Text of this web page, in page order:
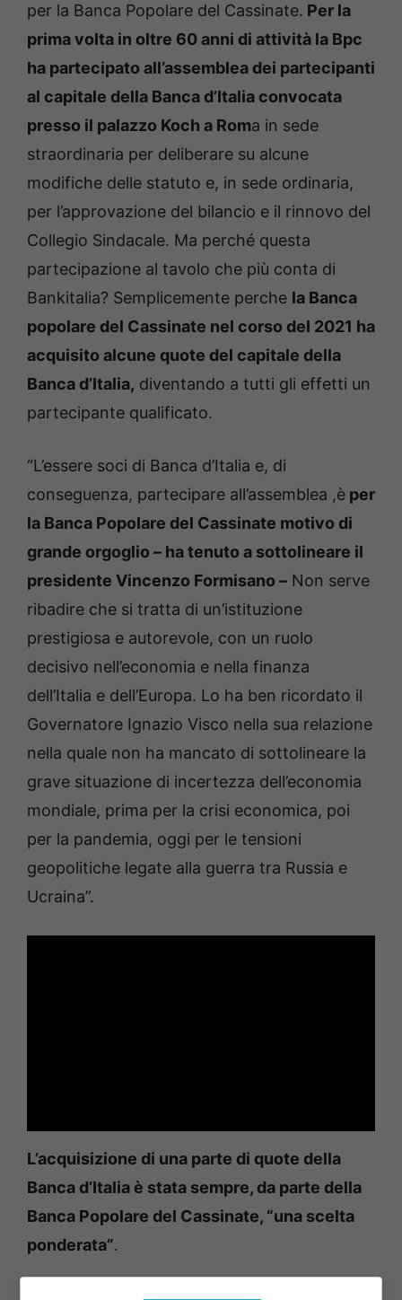
per la Banca Popolare del Cassinate. Per la
prima volta in oltre 60 anni di attività la Bpc
ha partecipato all’assemblea dei partecipanti
al capitale della Banca d’Italia convocata
presso il palazzo Koch a Roma in sede
straordinaria per deliberare su alcune
modifiche delle statuto e, in sede ordinaria,
per l’approvazione del bilancio e il rinnovo del
Collegio Sindacale. Ma perché questa
partecipazione al tavolo che più conta di
Bankitalia? Semplicemente perche la Banca
popolare del Cassinate nel corso del 2021 ha
acquisito alcune quote del capitale della
Banca d’Italia, diventando a tutti gli effetti un
partecipante qualificato.
“L’essere soci di Banca d’Italia e, di
conseguenza, partecipare all’assemblea ,è per
la Banca Popolare del Cassinate motivo di
grande orgoglio – ha tenuto a sottolineare il
presidente Vincenzo Formisano – Non serve
ribadire che si tratta di un’istituzione
prestigiosa e autorevole, con un ruolo
decisivo nell’economia e nella finanza
dell’Italia e dell’Europa. Lo ha ben ricordato il
Governatore Ignazio Visco nella sua relazione
nella quale non ha mancato di sottolineare la
grave situazione di incertezza dell’economia
mondiale, prima per la crisi economica, poi
per la pandemia, oggi per le tensioni
geopolitiche legate alla guerra tra Russia e
Ucraina”.
L’acquisizione di una parte di quote della
Banca d’Italia è stata sempre, da parte della
Banca Popolare del Cassinate, “una scelta
ponderata”.